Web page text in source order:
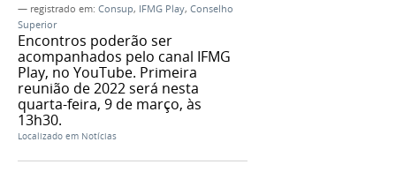
— registrado em: Consup, IFMG Play, Conselho
Superior
Encontros poderão ser
acompanhados pelo canal IFMG
Play, no YouTube. Primeira
reunião de 2022 será nesta
quarta-feira, 9 de março, às
13h30.
Localizado em Notícias